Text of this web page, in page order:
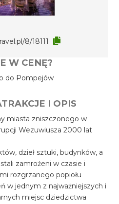
8/18111
W CENĘ?
do Pompejów
I OPIS
miasta zniszczonego w
Wezuwiusza 2000 lat
dzieł sztuki, budynków, a
zamrożeni w czasie i
rozgrzanego popiołu
w jednym z najważniejszych i
miejsc dziedzictwa